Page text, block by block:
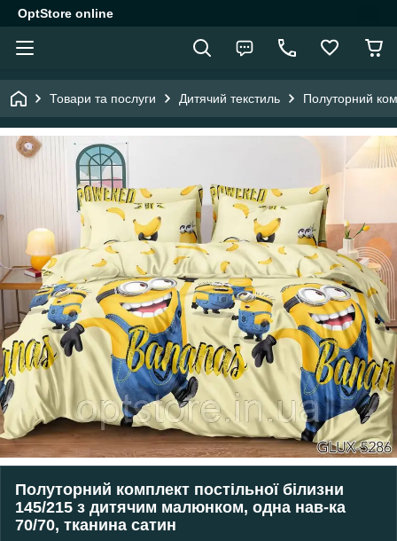
OptStore online
Товари та послуги Дитячий текстиль Полуторний
Полуторний комплект постільної білизни
145/215 з дитячим малюнком, одна нав-ка
70/70, тканина сатин